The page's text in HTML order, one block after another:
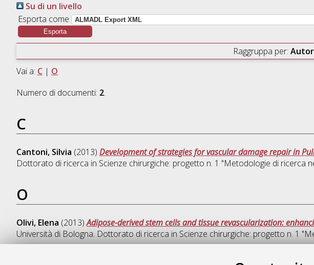
Su di un livello
Esporta come
Raggruppa per:
Vai a: C| O
Numero di documenti: 2.
C
Cantoni, Silvia (2013) Development of strategies for vascular damage repair in
Dottorato di ricerca in Scienze chirurgiche: progetto n. 1 "Metodologie di ricerca
O
Olivi, Elena (2013)Adipose-derived stem cells and tissue revascularization:
Università di Bologna. Dottorato di ricerca in Scienze chirurgiche: progetto n. 1